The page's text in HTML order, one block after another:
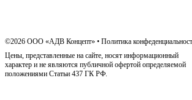
©2026 ООО «АДВ Концепт» • Политика
Цены, представленные на сайте, носят информационный
характер и не являются публичной офертой определяемой
положениями Статьи 437 ГК РФ.